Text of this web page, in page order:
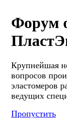
Форум
Крупнейшая
вопросов
эластомеров
ведущих
Пропустить